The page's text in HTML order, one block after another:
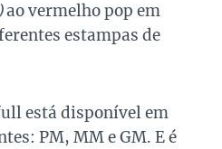
ao vermelho pop em
estampas de
está disponível em
PM, MM e GM. E é